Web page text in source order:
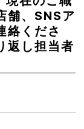
舗、SNSア
絡くださ
返し担当者